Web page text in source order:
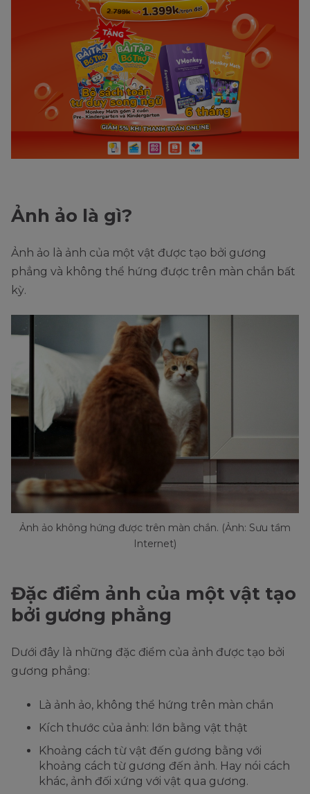
Ảnh ảo là gì?
Ảnh ảo là ảnh của một vật được tạo bởi gương
phẳng và không thể hứng được trên màn chắn bất
kỳ.
Ảnh ảo không hứng được trên màn chắn. (Ảnh: Sưu tầm
Internet)
Đặc điểm ảnh của một vật tạo
bởi gương phẳng
Dưới đây là những đặc điểm của ảnh được tạo bởi
gương phẳng:
Là ảnh ảo, không thể hứng trên màn chắn
Kích thước của ảnh: lớn bằng vật thật
Khoảng cách từ vật đến gương bằng với
khoảng cách từ gương đến ảnh. Hay nói cách
khác, ảnh đối xứng với vật qua gương.